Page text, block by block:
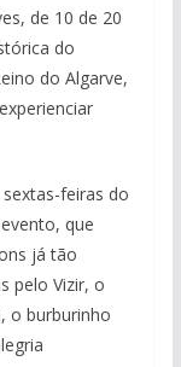
de 10 de 20
do
do Algarve,
feiras do
que
já tão
pelo Vizir, o
o burburinho